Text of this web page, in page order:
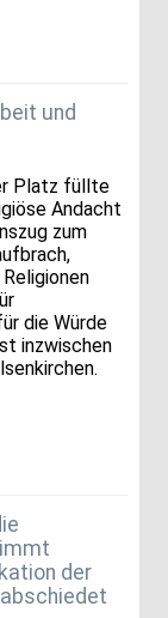
und
Platz füllte
Andacht
zum
die Würde
inzwischen
der